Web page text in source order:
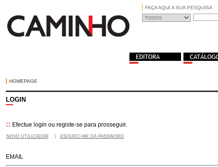
FAÇA AQUI A SUA PESQUISA
HOMEPAGE
LOGIN
:: Efectue login ou registe-se para prosseguir.
NOVO UTILIZADOR ESQUECI-ME DA PASSWORD
EMAIL